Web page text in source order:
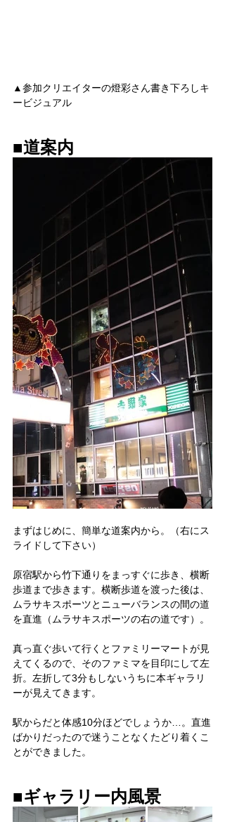
▲参加クリエイターの燈彩さん書き下ろしキ
ービジュアル
■道案内
まずはじめに、簡単な道案内から。（右にス
ライドして下さい）
原宿駅から竹下通りをまっすぐに歩き、横断
歩道まで歩きます。横断歩道を渡った後は、
ムラサキスポーツとニューバランスの間の道
を直進（ムラサキスポーツの右の道です）。
真っ直ぐ歩いて行くとファミリーマートが見
えてくるので、そのファミマを目印にして左
折。左折して3分もしないうちに本ギャラリ
ーが見えてきます。
駅からだと体感10分ほどでしょうか…。直進
ばかりだったので迷うことなくたどり着くこ
とができました。
■ギャラリー内風景